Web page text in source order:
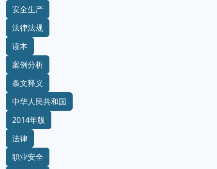
安全生产
法律法规
读本
案例分析
条文释义
中华人民共和国
2014年版
法律
职业安全